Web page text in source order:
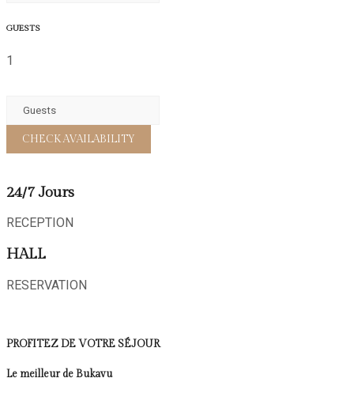
GUESTS
1
24/7 Jours
RECEPTION
HALL
RESERVATION
PROFITEZ DE VOTRE SÉJOUR
Le meilleur de Bukavu